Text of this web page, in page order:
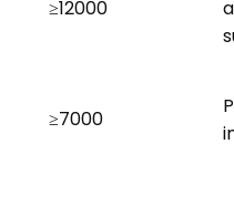
≥12000
≥7000